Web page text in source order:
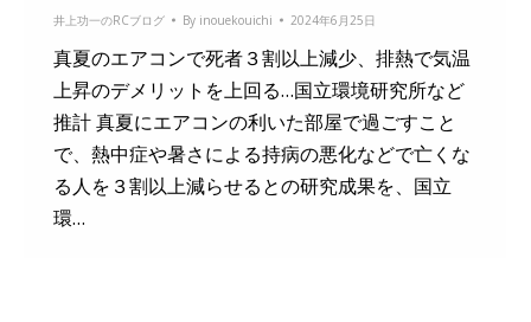
井上功一のRCブログ By inouekouichi 2024年6月25日
真夏のエアコンで死者３割以上減少、排熱で気温
上昇のデメリットを上回る…国立環境研究所など
推計 真夏にエアコンの利いた部屋で過ごすこと
で、熱中症や暑さによる持病の悪化などで亡くな
る人を３割以上減らせるとの研究成果を、国立
環…